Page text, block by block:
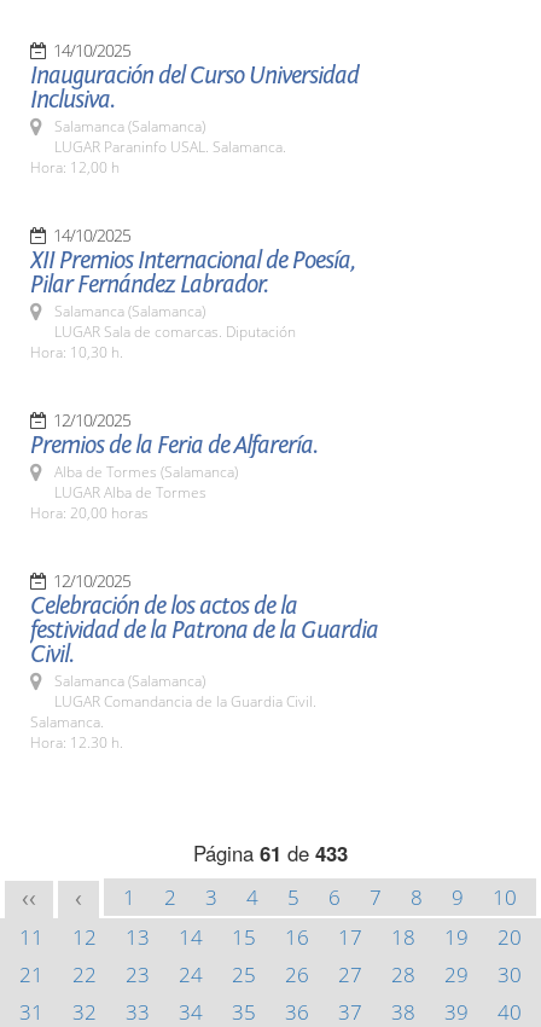
14/10/2025
Inauguración del Curso Universidad
Inclusiva.
Salamanca (Salamanca)
LUGAR Paraninfo USAL. Salamanca.
Hora: 12,00 h
14/10/2025
XII Premios Internacional de Poesía,
Pilar Fernández Labrador.
Salamanca (Salamanca)
LUGAR Sala de comarcas. Diputación
Hora: 10,30 h.
12/10/2025
Premios de la Feria de Alfarería.
Alba de Tormes (Salamanca)
LUGAR Alba de Tormes
Hora: 20,00 horas
12/10/2025
Celebración de los actos de la
festividad de la Patrona de la Guardia
Civil.
Salamanca (Salamanca)
LUGAR Comandancia de la Guardia Civil.
Salamanca.
Hora: 12.30 h.
Página 61 de 433
<< < 1 2 3 4 5 6 7 8 9
10
11
12 13 14 15 16 17 18 19
20
21
22 23 24 25 26 27 28 29
30
31
32 33 34 35 36 37 38 39
40